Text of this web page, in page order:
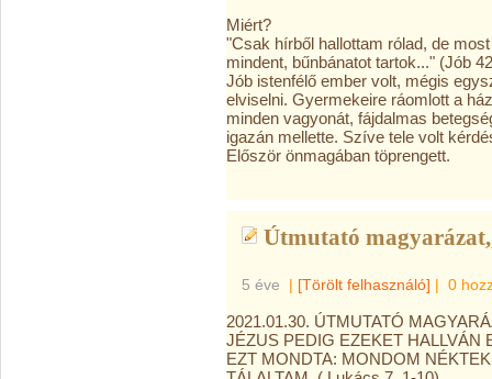
Miért?
"Csak hírből hallottam rólad, de
mindent, bűnbánatot tartok..." (Jób
Jób istenfélő ember volt, mégis
elviselni. Gyermekeire ráomlott a
minden vagyonát, fájdalmas
igazán mellette. Szíve tele volt
Először önmagában töprengett.
Útmutató
5 éve | [Törölt felhasználó] | 0
2021.01.30. ÚTMUTATÓ
JÉZUS PEDIG EZEKET HALLVÁN
EZT MONDTA: MONDOM